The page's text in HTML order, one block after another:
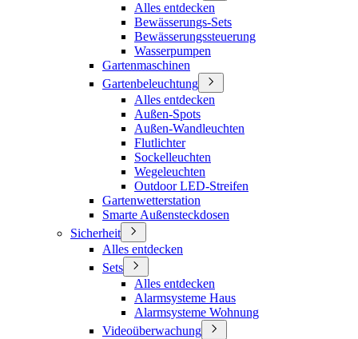
Alles entdecken
Bewässerungs-Sets
Bewässerungssteuerung
Wasserpumpen
Gartenmaschinen
Gartenbeleuchtung
Alles entdecken
Außen-Spots
Außen-Wandleuchten
Flutlichter
Sockelleuchten
Wegeleuchten
Outdoor LED-Streifen
Gartenwetterstation
Smarte Außensteckdosen
Sicherheit
Alles entdecken
Sets
Alles entdecken
Alarmsysteme Haus
Alarmsysteme Wohnung
Videoüberwachung